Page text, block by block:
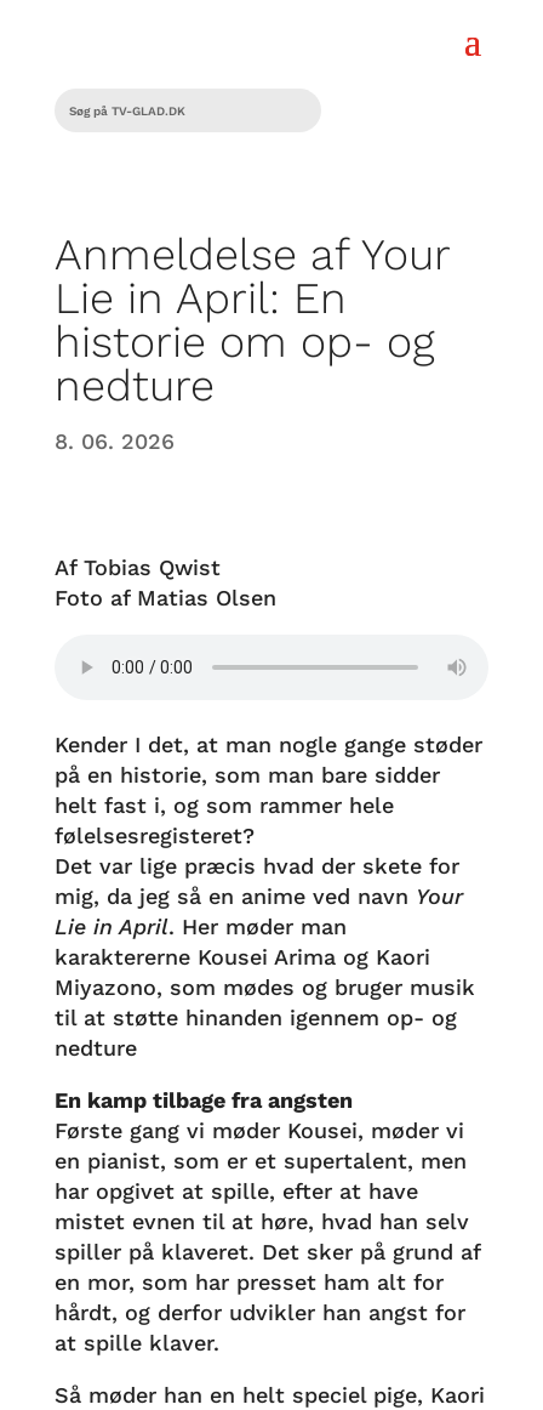
Anmeldelse af Your
Lie in April: En
historie om op- og
nedture
8. 06. 2026
Af Tobias Qwist
Foto af Matias Olsen
Kender I det, at man nogle gange støder
på en historie, som man bare sidder
helt fast i, og som rammer hele
følelsesregisteret?
Det var lige præcis hvad der skete for
mig, da jeg så en anime ved navn Your
Lie in April. Her møder man
karaktererne Kousei Arima og Kaori
Miyazono, som mødes og bruger musik
til at støtte hinanden igennem op- og
nedture
En kamp tilbage fra angsten
Første gang vi møder Kousei, møder vi
en pianist, som er et supertalent, men
har opgivet at spille, efter at have
mistet evnen til at høre, hvad han selv
spiller på klaveret. Det sker på grund af
en mor, som har presset ham alt for
hårdt, og derfor udvikler han angst for
at spille klaver.
Så møder han en helt speciel pige, Kaori